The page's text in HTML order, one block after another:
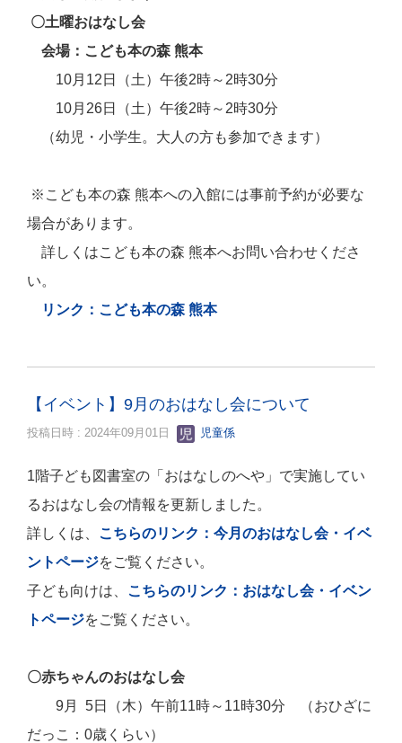
〇土曜おはなし会
会場：こども本の森 熊本
10月12日（土）午後2時～2時30分
10月26日（土）午後2時～2時30分
（幼児・小学生。大人の方も参加できます）
※こども本の森 熊本への入館には事前予約が必要な
場合があります。
詳しくはこども本の森 熊本へお問い合わせくださ
い。
リンク：こども本の森 熊本
【イベント】9月のおはなし会について
投稿日時 : 2024年09月01日 児童係
1階子ども図書室の「おはなしのへや」で実施してい
るおはなし会の情報を更新しました。
詳しくは、 こちらのリンク：今月のおはなし会・イベ
ントページをご覧ください。
子ども向けは、 こちらのリンク：おはなし会・イベン
トページをご覧ください。
〇赤ちゃんのおはなし会
9月 5日（木）午前11時～11時30分 （おひざに
だっこ：0歳くらい）